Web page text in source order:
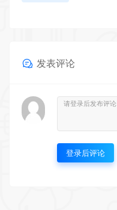
发表评论
登录后评论